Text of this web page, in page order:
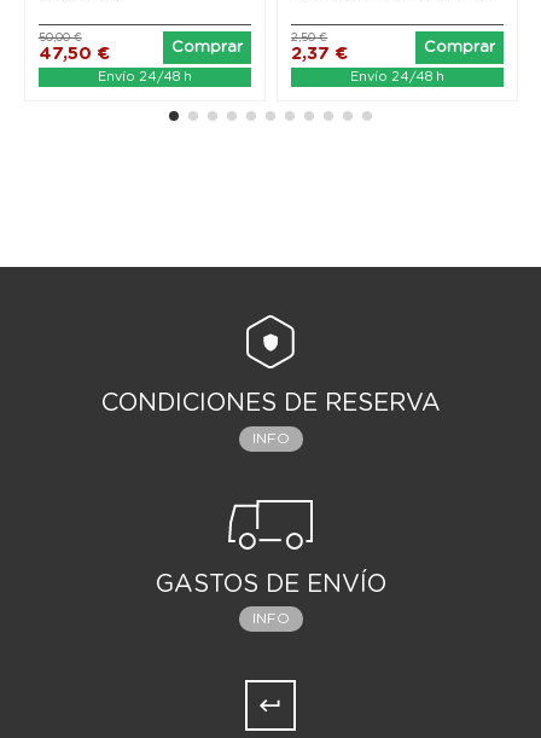
47,50 €
50,00 €
Comprar
Envío 24/48 h
2,37 €
2,50 €
Comprar
Envío 24/48 h
CONDICIONES DE RESERVA
INFO
GASTOS DE ENVÍO
INFO